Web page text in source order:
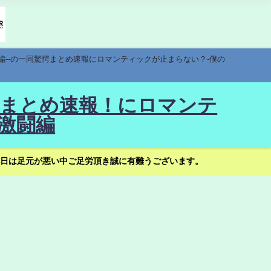
の一同驚愕まとめ速報にロマンティックが止まらない？-僕の
とめ速報！にロマンテ
闘編
足元が悪い中ご足労頂き誠に有難うございます。